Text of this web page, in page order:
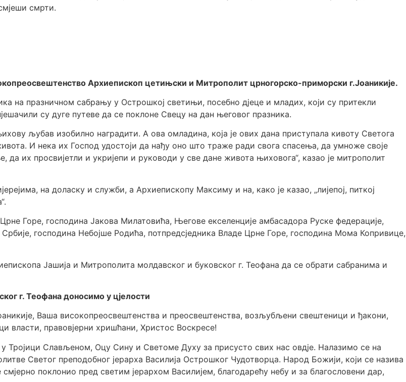
смрти.
Архиепископ цетињски и Митрополит црногорско-приморски г.Јоаникије.
на празничном сабрању у Острошкој светињи, посебно дјеце и младих, који су притекли
су дуге путеве да се поклоне Свецу на дан његовог празника.
љубав изобилно наградити. А ова омладина, која је ових дана приступала кивоту Светога
И нека их Господ удостоји да нађу оно што траже ради свога спасења, да умноже своје
их просвијетли и укријепи и руководи у све дане живота њиховога“, казао је митрополит
на доласку и служби, а Архиепископу Максиму и на, како је казао, „лијепој, питкој
Горе, господина Јакова Милатовића, Његове екселенције амбасадора Руске федерације,
господина Небојше Родића, потпредсједника Владе Црне Горе, господина Мома Копривице,
Јашија и Митрополита молдавског и буковског г. Теофана да се обрати сабранима и
г. Теофана доносимо у цјелости
Ваша високопреосвештенства и преосвештенства, возљубљени свештеници и ђакони,
власти, правовјерни хришћани, Христос Воскресе!
Тројици Слављеном, Оцу Сину и Светоме Духу за присусто свих нас овдје. Налазимо се на
Светог преподобног јерарха Василија Острошког Чудотворца. Народ Божији, који се назива
поклонио пред светим јерархом Василијем, благодарећу небу и за благословени дар,